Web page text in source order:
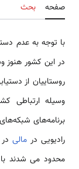
صفحه بحث
با توجه به عدم
در این کشور هنوز
روستاییان از
وسیله ارتباطی
برنامه‌های
رادیویی در مالی
محدود می شدند